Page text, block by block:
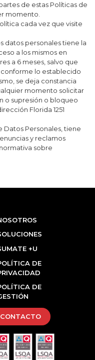
de estas Políticas de
momento.
cada vez que visite
datos personales tiene la
a los mismos en
a 6 meses, salvo que
lo establecido
se deja constancia
momento solicitar
o supresión o bloqueo
Florida 1251
Datos Personales, tiene
y reclamos
sobre
+U
DE
DE
CONTACTO